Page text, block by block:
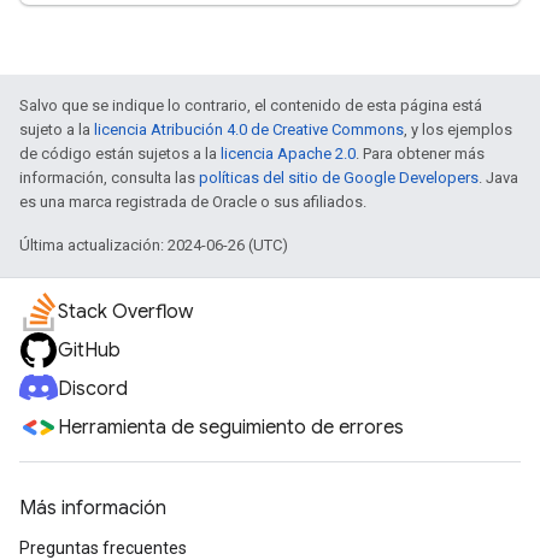
Salvo que se indique lo contrario, el contenido de esta página está
sujeto a la licencia Atribución 4.0 de Creative Commons, y los ejemplos
de código están sujetos a la licencia Apache 2.0. Para obtener más
información, consulta las políticas del sitio de Google Developers. Java
es una marca registrada de Oracle o sus afiliados.
Última actualización: 2024-06-26 (UTC)
Stack Overflow
GitHub
Discord
Herramienta de seguimiento de errores
Más información
Preguntas frecuentes